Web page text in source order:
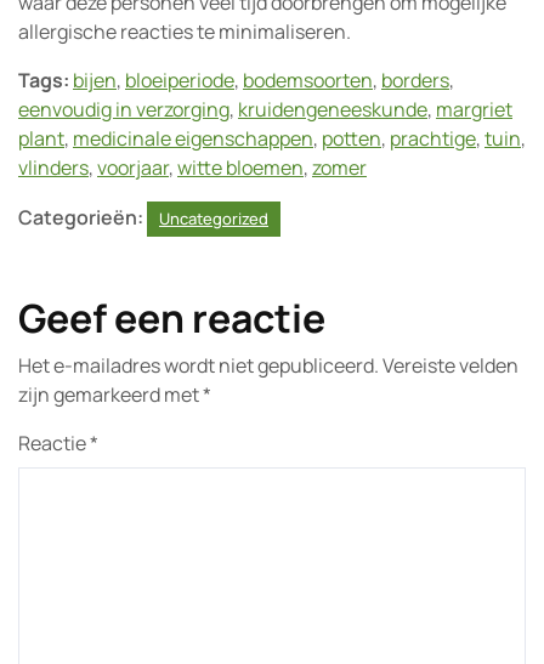
allergische reacties te minimaliseren.
Tags: bijen, bloeiperiode, bodemsoorten, borders,
eenvoudig in verzorging, kruidengeneeskunde, margriet
plant, medicinale eigenschappen, potten, prachtige,tuin,
vlinders,voorjaar,witte bloemen,zomer
Categorieën:
Uncategorized
Geef een reactie
Het e-mailadres wordt niet gepubliceerd.Vereiste velden
zijn gemarkeerd met*
Reactie*